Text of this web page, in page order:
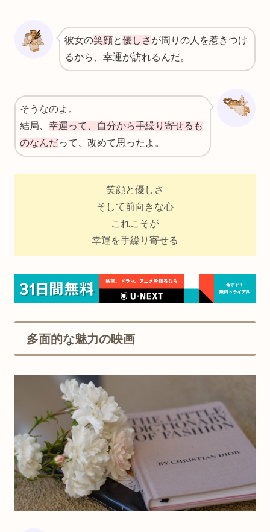
彼女の笑顔と優しさ が周りの人を惹きつけ
るから、幸運が訪れるんだ。
そうなのよ。
結局、 幸運って、自分から手繰り寄せるも
のなんだって、改めて思ったよ。
笑顔と優しさ
そして前向きな心
これこそが
幸運を手繰り寄せる
多面的な魅力の映画